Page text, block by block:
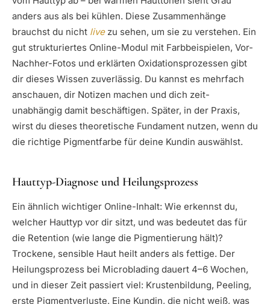
anders aus als bei kühlen. Diese Zusammenhänge
brauchst du nicht livezu sehen, um sie zu verstehen. Ein
gut strukturiertes Online-Modul mit Farbbeispielen, Vor-
Nachher-Fotos und erklärten Oxidationsprozessen gibt
dir dieses Wissen zuverlässig. Du kannst es mehrfach
anschauen, dir Notizen machen und dich zeit-
unabhängig damit beschäftigen. Später, in der Praxis,
wirst du dieses theoretische Fundament nutzen, wenn du
die richtige Pigmentfarbe für deine Kundin auswählst.
Hauttyp-Diagnose und Heilungsprozess
Ein ähnlich wichtiger Online-Inhalt: Wie erkennst du,
welcher Hauttyp vor dir sitzt, und was bedeutet das für
die Retention (wie lange die Pigmentierung hält)?
Trockene, sensible Haut heilt anders als fettige. Der
Heilungsprozess bei Microblading dauert 4–6 Wochen,
und in dieser Zeit passiert viel: Krustenbildung, Peeling,
erste Pigmentverluste. Eine Kundin, die nicht weiß, was